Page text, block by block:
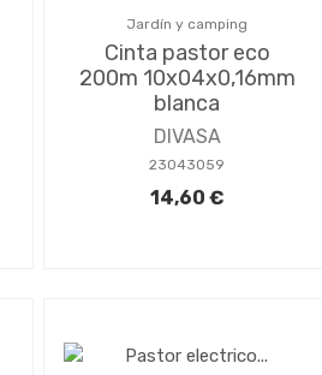
Jardín y camping
Cinta pastor eco
200m 10x04x0,16mm
blanca
DIVASA
23043059
14,60 €